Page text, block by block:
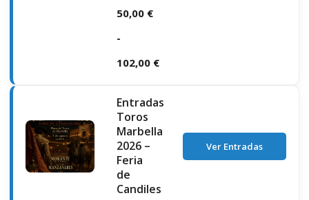
50,00 €
-
102,00 €
de
precios:
desde
50,00 €
Entradas
Toros
Marbella
2026 –
Feria
de
Candiles
Ver Entradas